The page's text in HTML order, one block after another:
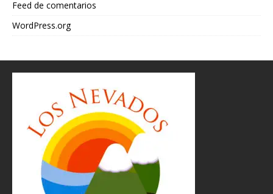
Feed de comentarios
WordPress.org